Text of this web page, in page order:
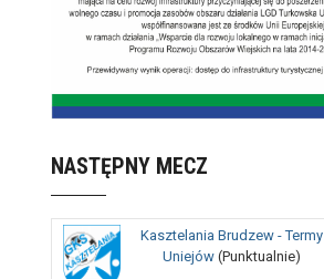
NASTĘPNY MECZ
Kasztelania Brudzew - Termy
Uniejów (Punktualnie)